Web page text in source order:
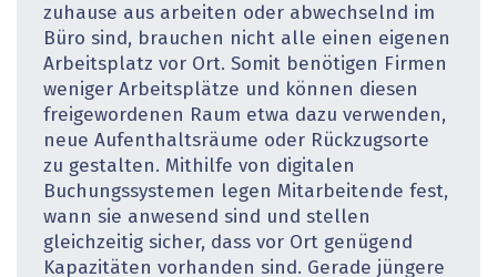
zuhause aus arbeiten oder abwechselnd im
Büro sind, brauchen nicht alle einen eigenen
Arbeitsplatz vor Ort. Somit benötigen Firmen
weniger Arbeitsplätze und können diesen
freigewordenen Raum etwa dazu verwenden,
neue Aufenthaltsräume oder Rückzugsorte
zu gestalten. Mithilfe von digitalen
Buchungssystemen legen Mitarbeitende fest,
wann sie anwesend sind und stellen
gleichzeitig sicher, dass vor Ort genügend
Kapazitäten vorhanden sind. Gerade jüngere